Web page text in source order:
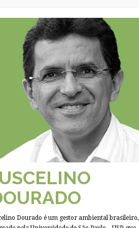
Dourado é um gestor ambiental brasileiro,